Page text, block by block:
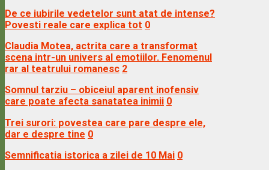
De ce iubirile vedetelor sunt atat de intense?
Povesti reale care explica tot 0
Claudia Motea, actrita care a transformat
scena intr-un univers al emotiilor. Fenomenul
rar al teatrului romanesc 2
Somnul tarziu – obiceiul aparent inofensiv
care poate afecta sanatatea inimii 0
Trei surori: povestea care pare despre ele,
dar e despre tine 0
Semnificatia istorica a zilei de 10 Mai 0